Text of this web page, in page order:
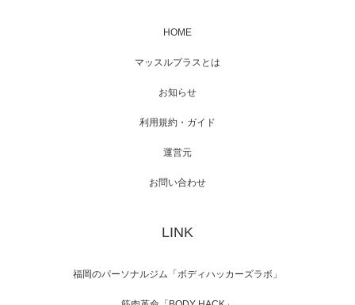
映画「メカバース」舞台挨拶へマッスルプラ
【TV】NHK BS「COOL JAPAN 」にてマッス
「ねとらぼ」さんに…
HOME
マッスルプラスとは
お知らせ
利用規約・ガイド
運営元
お問い合わせ
LINK
福岡のパーソナルジム「ボディハッカーズラボ」